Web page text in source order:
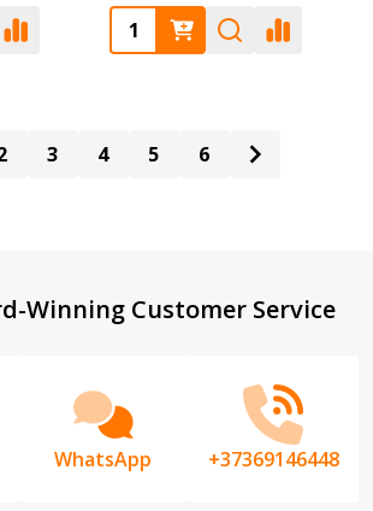
Quantity:
3 4 5 6
Winning Customer Service
WhatsApp +37369146448